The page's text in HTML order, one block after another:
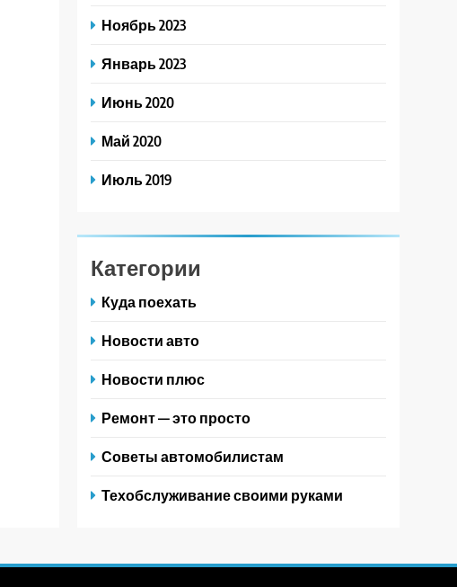
Ноябрь 2023
Январь 2023
Июнь 2020
Май 2020
Июль 2019
Категории
Куда поехать
Новости авто
Новости плюс
Ремонт — это просто
Советы автомобилистам
Техобслуживание своими руками